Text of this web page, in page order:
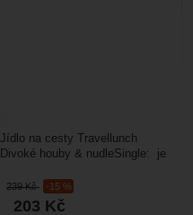
239Kč -15 %
203 Kč
Jídlo na cesty Travellunch
Divoké houby & nudleSingle: je
konzervantů....